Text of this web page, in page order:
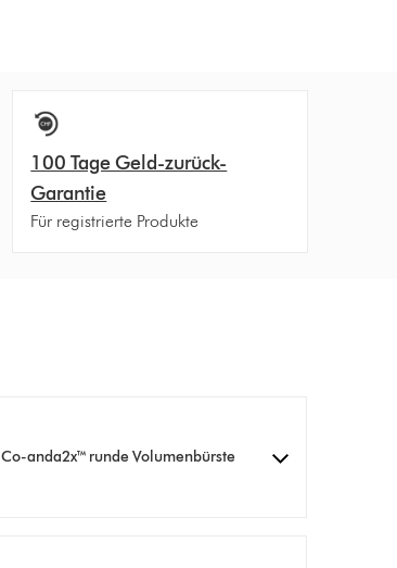
100 Tage Geld-zurück-
Garantie
Für registrierte Produkte
Co-anda2x™ runde Volumenbürste